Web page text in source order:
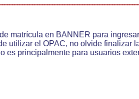
matrícula en BANNER para ingresar
utilizar el OPAC, no olvide finalizar
es principalmente para usuarios